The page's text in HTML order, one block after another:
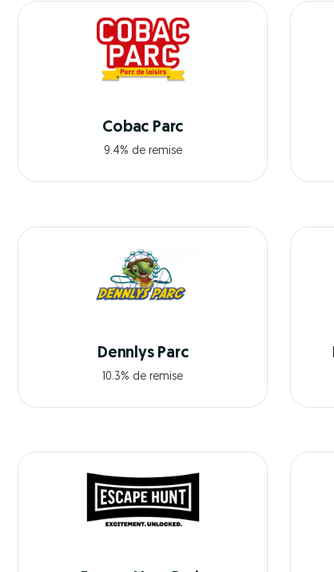
Cobac Parc
9.4% de remise
Dennlys Parc
10.3% de remise